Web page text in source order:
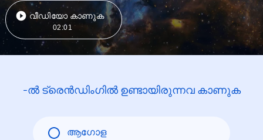
വീഡിയോ കാണുക
02:01
-ൽ ട്രെൻഡിംഗിൽ ഉണ്ടായിരുന്നവ കാണുക
ആഗോള